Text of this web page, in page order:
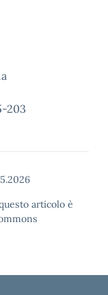
203
articolo è